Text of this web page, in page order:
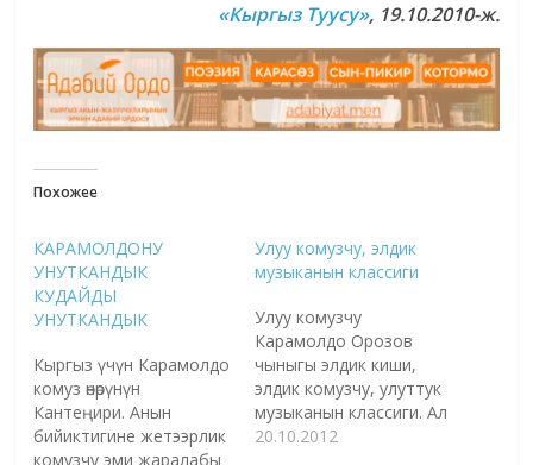
«Кыргыз Туусу», 19.10.2010-ж.
Похожее
КАРАМОЛДОНУ
УНУТКАНДЫК
КУДАЙДЫ
УНУТКАНДЫК
Кыргыз үчүн Карамолдо
комуз өнөрүнүн
Кантеңири. Анын
бийиктигине жетээрлик
комузчу эми жаралабы
Улуу комузчу, элдик
музыканын классиги
Улуу комузчу
Карамолдо Орозов
чыныгы элдик киши,
элдик комузчу, улуттук
музыканын классиги. Ал
1882-жылы туулуп,
20.10.2012